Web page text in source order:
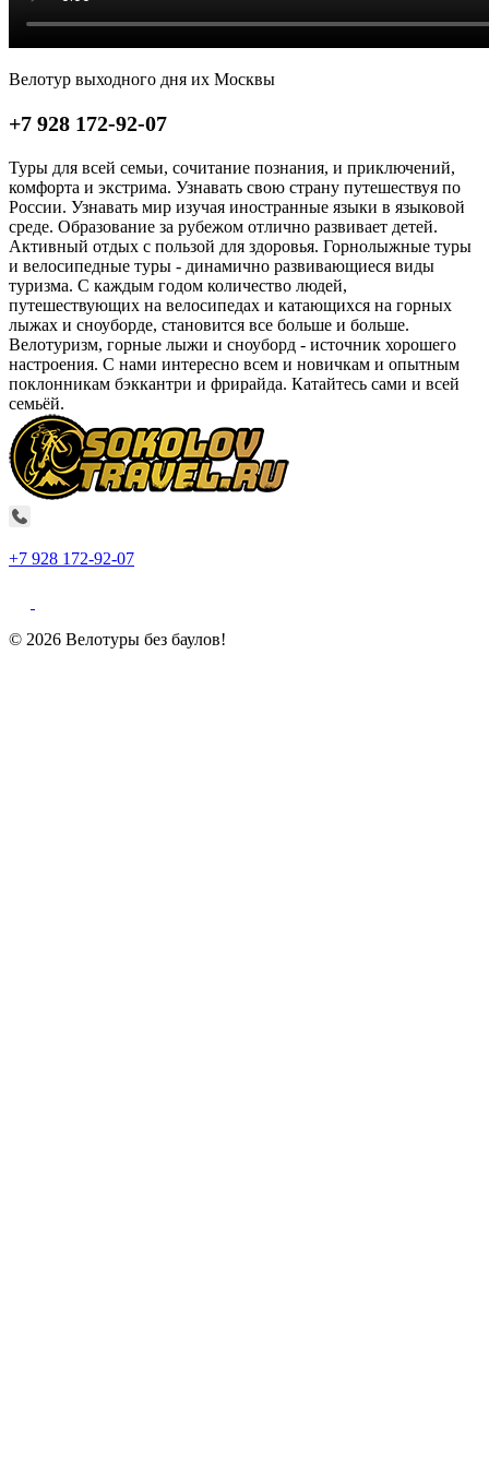
Велотур выходного дня их Москвы
+7 928 172-92-07
Туры для всей семьи, сочитание познания, и приключений,
комфорта и экстрима. Узнавать свою страну путешествуя по
России. Узнавать мир изучая иностранные языки в языковой
среде. Образование за рубежом отлично развивает детей.
Активный отдых с пользой для здоровья. Горнолыжные туры
и велосипедные туры - динамично развивающиеся виды
туризма. С каждым годом количество людей,
путешествующих на велосипедах и катающихся на горных
лыжах и сноуборде, становится все больше и больше.
Велотуризм, горные лыжи и сноуборд - источник хорошего
настроения. С нами интересно всем и новичкам и опытным
поклонникам бэккантри и фрирайда. Катайтесь сами и всей
семьёй.
+7 928 172-92-07
© 2026 Велотуры без баулов!